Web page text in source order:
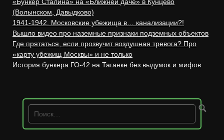
(Волынском, Давыдково)
1941-1942. Московские убежища в… канализации?!
Вышло видео про наземные признаки подземных объектов
Где прятаться, если прозвучит воздушная тревога? Про
«карту убежищ Москвы» и не только
История бункера ГО-42 на Таганке без выдумок и мифов